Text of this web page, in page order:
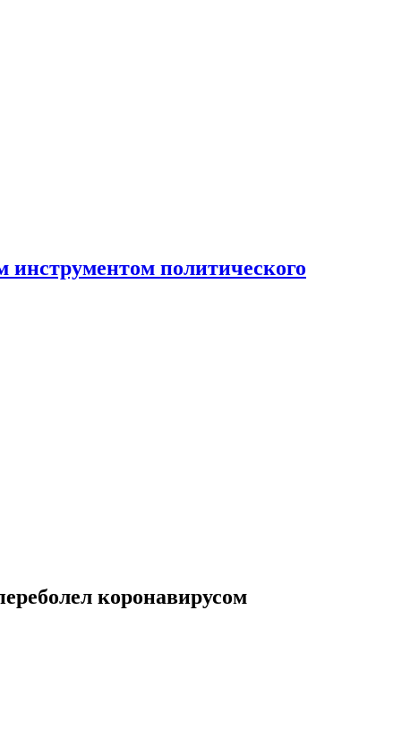
инструментом политического
коронавирусом